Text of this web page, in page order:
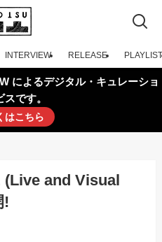
INTERVIEW RELEASE PLAYLIST
によるデジタル・キュレーショ
です。
はこちら
and Visual
!